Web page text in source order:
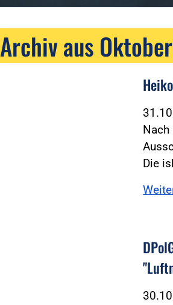
Archiv aus
Nach
Die